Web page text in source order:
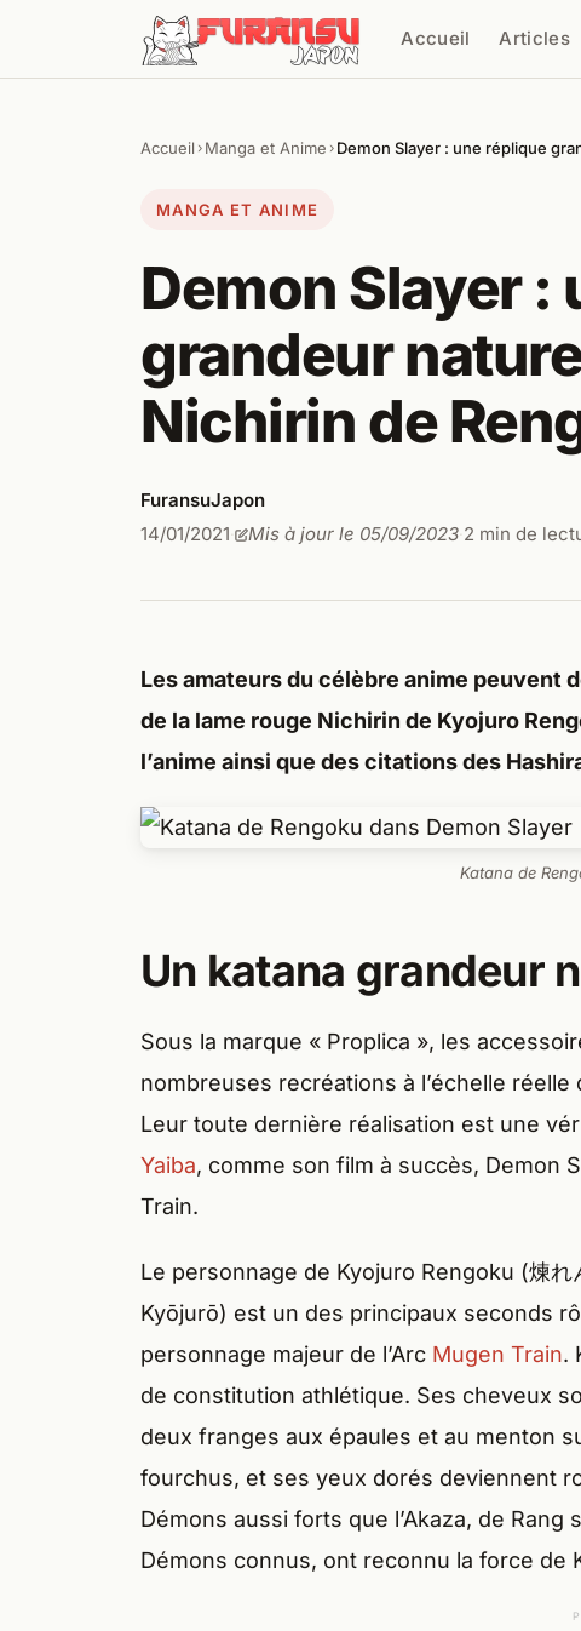
Aller au contenu
Accueil Articles
Chercher
Accueil › Manga et Anime › Demon Slayer : une réplique
MANGA ET ANIME
Demon Slayer :
grandeur
Nichirin de
FuransuJapon
14/01/2021· Mis à jour le 05/09/2023·2 min de
Les amateurs du célèbre anime peuvent
de la lame rouge Nichirin de Kyojuro
l’anime ainsi que des citations des
Katana de
Un katana grandeur
Sous la marque « Proplica », les
nombreuses recréations à l’échelle réelle
Leur toute dernière réalisation est une
Yaiba, comme son film à succès, Demon
Train.
Le personnage de Kyojuro Rengoku (煉れ
Kyōjurō) est un des principaux seconds
personnage majeur de l’Arc Mugen Train.
de constitution athlétique. Ses cheveux
deux franges aux épaules et au menton
fourchus, et ses yeux dorés deviennent
Démons aussi forts que l’Akaza, de
Démons connus, ont reconnu la force de